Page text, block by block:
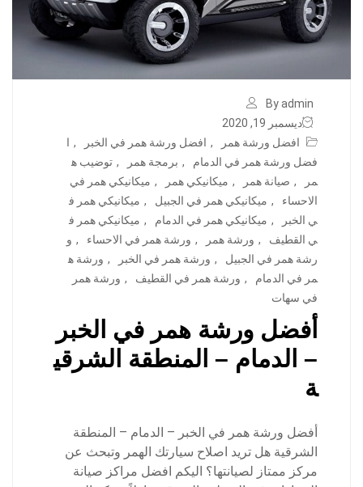
By admin
ديسمبر 19, 2020
افضل ورشة همر
, افضل ورشة همر في الخبر , ا
فضل ورشة همر في الدمام
, برمجة همر , توضيب ه
مر
, صيانة همر , ميكانيكي همر , ميكانيكي همر في
الاحساء
, ميكانيكي همر في الجبيل , ميكانيكي همر ف
ي الخبر
, ميكانيكي همر في الدمام , ميكانيكي همر ف
ي القطيف
, ورشة همر , ورشة همر في الاحساء , و
رشة همر في الجبيل
, ورشة همر في الخبر , ورشة ه
مر في الدمام
, ورشة همر في القطيف , ورشة همر
في سهات
أفضل ورشة همر في الخبر
– الدمام – المنطقة الشرقي
ة
أفضل ورشة همر في الخبر – الدمام – المنطقة
الشرقية هل تريد اصلاح سيارتك الهمر وتبحث عن
مركز ممتاز لصيانتها؟ اليكم افضل مراكز صيانة